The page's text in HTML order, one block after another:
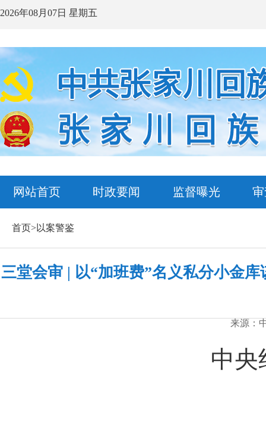
2026年08月07日 星期五
网站首页 时政要闻 监督曝光
首页>以案警鉴
三堂会审 | 以“加班费”名义私分小金
来源：
中央